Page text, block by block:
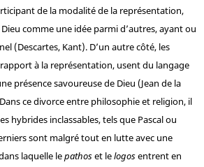
de la modalité de la représentation,
comme une idée parmi d’autres, ayant ou
(Descartes, Kant). D’un autre côté, les
à la représentation, usent du langage
présence savoureuse de Dieu (Jean de la
ce divorce entre philosophie et religion, il
hybrides inclassables, tels que Pascal ou
sont malgré tout en lutte avec une
laquelle lepathoset lelogosentrent en